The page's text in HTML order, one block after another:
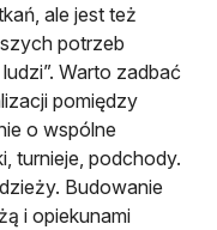
ale jest też
potrzeb
Warto zadbać
pomiędzy
o wspólne
turnieje, podchody.
Budowanie
i opiekunami